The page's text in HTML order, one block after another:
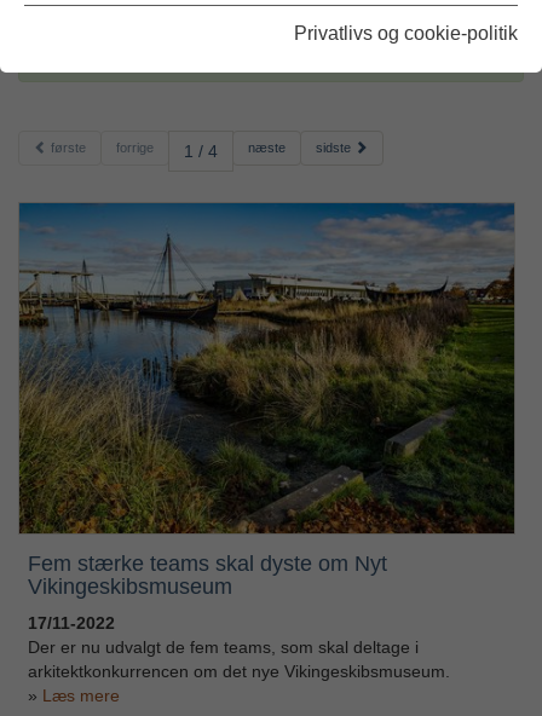
Privatlivs og cookie-politik
første forrige 1 / 4 næste sidste
Fem stærke teams skal dyste om Nyt
Vikingeskibsmuseum
17/11-2022
Der er nu udvalgt de fem teams, som skal deltage i
arkitektkonkurrencen om det nye Vikingeskibsmuseum.
Læs mere